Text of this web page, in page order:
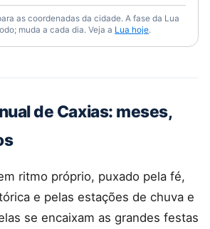
as coordenadas da cidade. A fase da Lua
muda a cada dia. Veja a Lua hoje.
de Caxias: meses,
ritmo próprio, puxado pela fé,
e pelas estações de chuva e
se encaixam as grandes festas